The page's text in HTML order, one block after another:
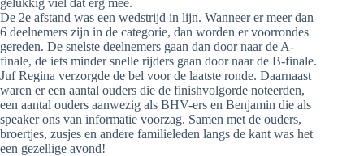
gelukkig viel dat erg mee.
De 2e afstand was een wedstrijd in lijn. Wanneer er meer dan
6 deelnemers zijn in de categorie, dan worden er voorrondes
gereden. De snelste deelnemers gaan dan door naar de A-
finale, de iets minder snelle rijders gaan door naar de B-finale.
Juf Regina verzorgde de bel voor de laatste ronde. Daarnaast
waren er een aantal ouders die de finishvolgorde noteerden,
een aantal ouders aanwezig als BHV-ers en Benjamin die als
speaker ons van informatie voorzag. Samen met de ouders,
broertjes, zusjes en andere familieleden langs de kant was het
een gezellige avond!